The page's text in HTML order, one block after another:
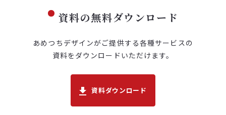
資料の無料ダウンロード
あめつちデザインがご提供する各種サービスの
資料をダウンロードいただけます。
資料ダウンロード